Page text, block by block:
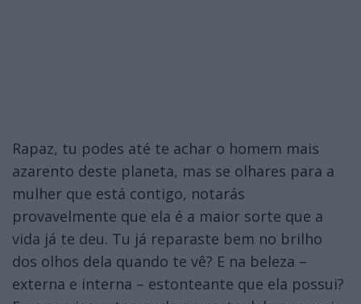
Rapaz, tu podes até te achar o homem mais
azarento deste planeta, mas se olhares para a
mulher que está contigo, notarás
provavelmente que ela é a maior sorte que a
vida já te deu. Tu já reparaste bem no brilho
dos olhos dela quando te vê? E na beleza –
externa e interna – estonteante que ela possui?